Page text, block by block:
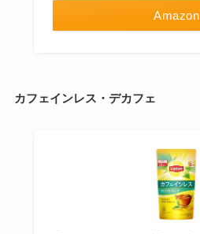
Amazon
カフェインレス・デカフェ